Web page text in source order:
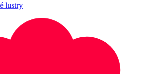
lustry